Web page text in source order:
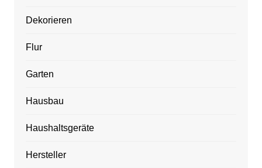
Dekorieren
Flur
Garten
Hausbau
Haushaltsgeräte
Hersteller